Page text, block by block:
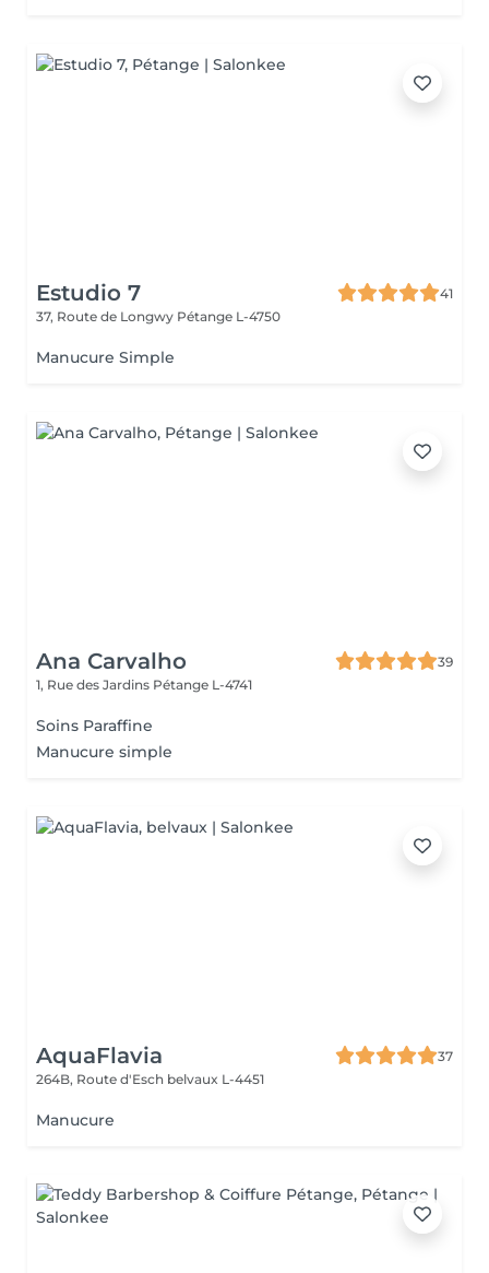
Estudio 7
41
37, Route de Longwy Pétange L-4750
Manucure Simple
Ana Carvalho
39
1, Rue des Jardins Pétange L-4741
Soins Paraffine
Manucure simple
AquaFlavia
37
264B, Route d'Esch belvaux L-4451
Manucure